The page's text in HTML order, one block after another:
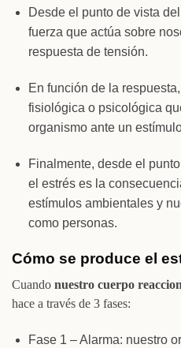
Desde el punto de vista
fuerza que actúa sobre
respuesta de tensión.
En función de la
fisiológica o psicológica
organismo ante un
Finalmente, desde el
el estrés es la
estímulos ambientales y
como personas.
Cómo se produce el
Cuando nuestro cuerpo
hace a través de 3 fases:
Fase 1 – Alarma: nuestro